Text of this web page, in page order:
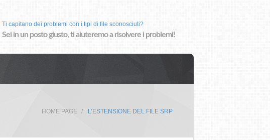
Ti capitano dei problemi con i tipi di file sconosciuti?
Sei in un posto giusto, ti aiuteremo a risolvere i problemi!
HOME PAGE L’ESTENSIONE DEL FILE SRP